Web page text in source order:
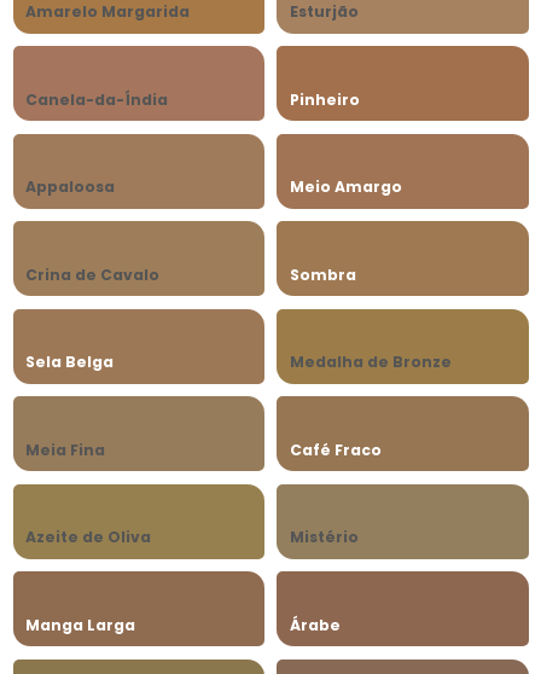
Amarelo Margarida Esturjão
Canela-da-Índia Pinheiro
Appaloosa Meio Amargo
Crina de Cavalo Sombra
Sela Belga Medalha de Bronze
Meia Fina Café Fraco
Azeite de Oliva Mistério
Manga Larga Árabe